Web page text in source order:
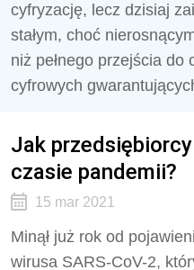
cyfryzację, lecz dzisiaj
stałym, choć
niż pełnego przejścia do
cyfrowych
Jak
czasie pandemii?
15 mar 2021
Minął już rok od
wirusa SARS-CoV-2,